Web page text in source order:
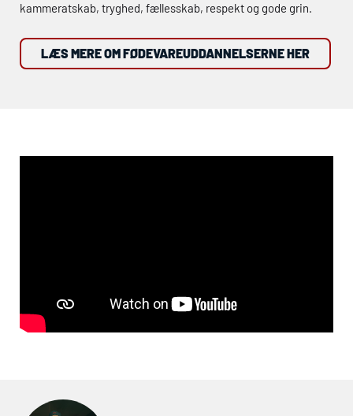
kammeratskab, tryghed, fællesskab, respekt og gode grin.
LÆS MERE OM FØDEVAREUDDANNELSERNE HER